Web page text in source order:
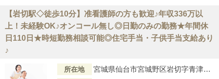
【岩切駅◇徒歩10分】准看護師の方も歓迎♪年収336万以
上！未経験OK♪オンコール無し◎日勤のみの勤務★年間休
日110日★時短勤務相談可能◎住宅手当・子供手当支給あり
♪
所在地 宮城県仙台市宮城野区岩切字青津目129-1